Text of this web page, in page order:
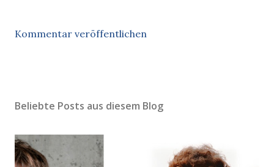
Kommentar veröffentlichen
Beliebte Posts aus diesem Blog